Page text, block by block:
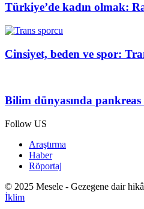
Türkiye’de kadın olmak:
Cinsiyet, beden ve spor:
Bilim dünyasında
Follow US
Araştırma
Haber
Röportaj
© 2025 Mesele - Gezegene dair
İklim